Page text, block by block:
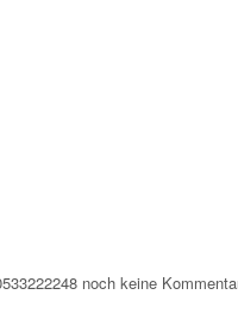
noch keine